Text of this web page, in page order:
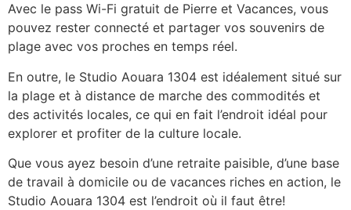
Avec le pass Wi-Fi gratuit de Pierre et Vacances, vous
pouvez rester connecté et partager vos souvenirs de
plage avec vos proches en temps réel.
En outre, le Studio Aouara 1304 est idéalement situé sur
la plage et à distance de marche des commodités et
des activités locales, ce qui en fait l’endroit idéal pour
explorer et profiter de la culture locale.
Que vous ayez besoin d’une retraite paisible, d’une base
de travail à domicile ou de vacances riches en action, le
Studio Aouara 1304 est l’endroit où il faut être!